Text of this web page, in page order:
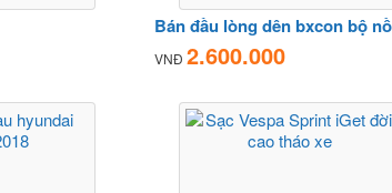
VNĐ 2.600.000